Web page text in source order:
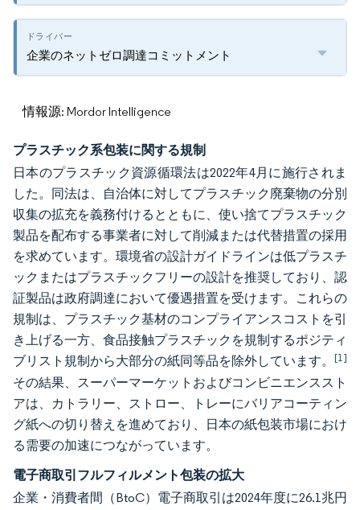
企業のネットゼロ調達コミットメント
情報源: Mordor Intelligence
プラスチック系包装に関する規制
日本のプラスチック資源循環法は2022年4月に施行されま
した。同法は、自治体に対してプラスチック廃棄物の分別
収集の拡充を義務付けるとともに、使い捨てプラスチック
製品を配布する事業者に対して削減または代替措置の採用
を求めています。環境省の設計ガイドラインは低プラスチ
ックまたはプラスチックフリーの設計を推奨しており、認
証製品は政府調達において優遇措置を受けます。これらの
規制は、プラスチック基材のコンプライアンスコストを引
き上げる一方、食品接触プラスチックを規制するポジティ
ブリスト規制から大部分の紙同等品を除外しています。 [1]
その結果、スーパーマーケットおよびコンビニエンススト
アは、カトラリー、ストロー、トレーにバリアコーティン
グ紙への切り替えを進めており、日本の紙包装市場におけ
る需要の加速につながっています。
電子商取引フルフィルメント包装の拡大
企業・消費者間（BtoC）電子商取引は2024年度に26.1兆円